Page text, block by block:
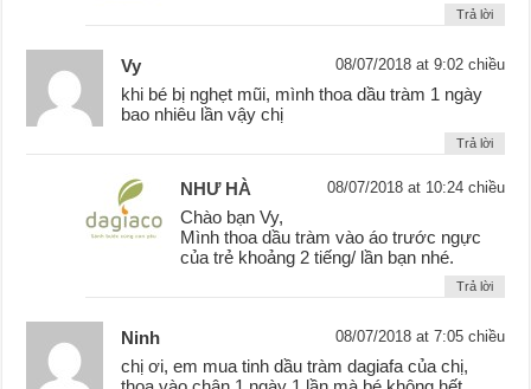
Trả lời
Vy 08/07/2018 at 9:02 chiều
khi bé bị nghẹt mũi, mình thoa dầu tràm 1 ngày
bao nhiêu lần vậy chị
Trả lời
NHƯ HÀ 08/07/2018 at 10:24 chiều
Chào bạn Vy,
Mình thoa dầu tràm vào áo trước ngực
của trẻ khoảng 2 tiếng/ lần bạn nhé.
Trả lời
Ninh 08/07/2018 at 7:05 chiều
chị ơi, em mua tinh dầu tràm dagiafa của chị,